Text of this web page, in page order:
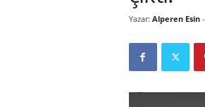
Yazar: Alperen Esin-